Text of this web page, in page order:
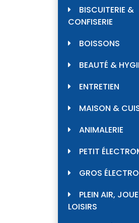
BISCUITERIE &
CONFISERIE
BOISSONS
BEAUTÉ &
ENTRETIEN
MAISON &
ANIMALERIE
PETIT
GROS
PLEIN AIR,
LOISIRS